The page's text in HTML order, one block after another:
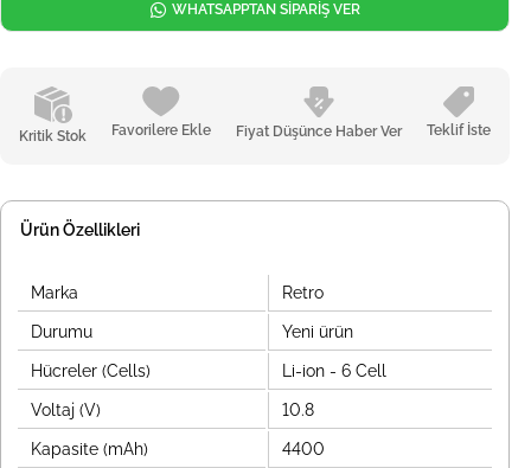
Kritik Stok Favorilere Ekle Fiyat Düşünce Haber Ver Teklif İste
WHATSAPPTAN SİPARİŞ VER
Ürün Özellikleri
Marka Retro
Durumu Yeni ürün
Hücreler (Cells) Li-ion - 6 Cell
Voltaj (V) 10.8
Kapasite (mAh) 4400